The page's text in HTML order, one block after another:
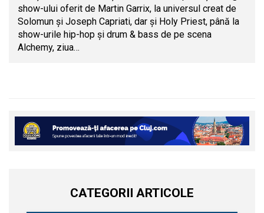
show-ului oferit de Martin Garrix, la universul creat de
Solomun și Joseph Capriati, dar și Holy Priest, până la
show-urile hip-hop și drum & bass de pe scena
Alchemy, ziua…
CATEGORII ARTICOLE